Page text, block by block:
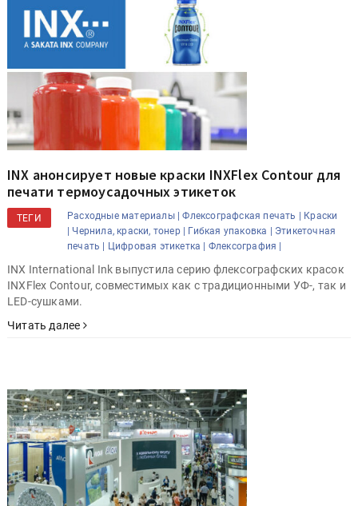
INX анонсирует новые краски INXFlex Contour для
печати термоусадочных этикеток
ТЕГИ Расходные материалы | Флексографская печать | Краски
| Чернила, краски, тонер | Гибкая упаковка | Этикеточная
печать | Цифровая этикетка | Флексография |
INX International Ink выпустила серию флексографских красок
INXFlex Contour, совместимых как с традиционными УФ-, так и
LED-сушками.
Читать далее